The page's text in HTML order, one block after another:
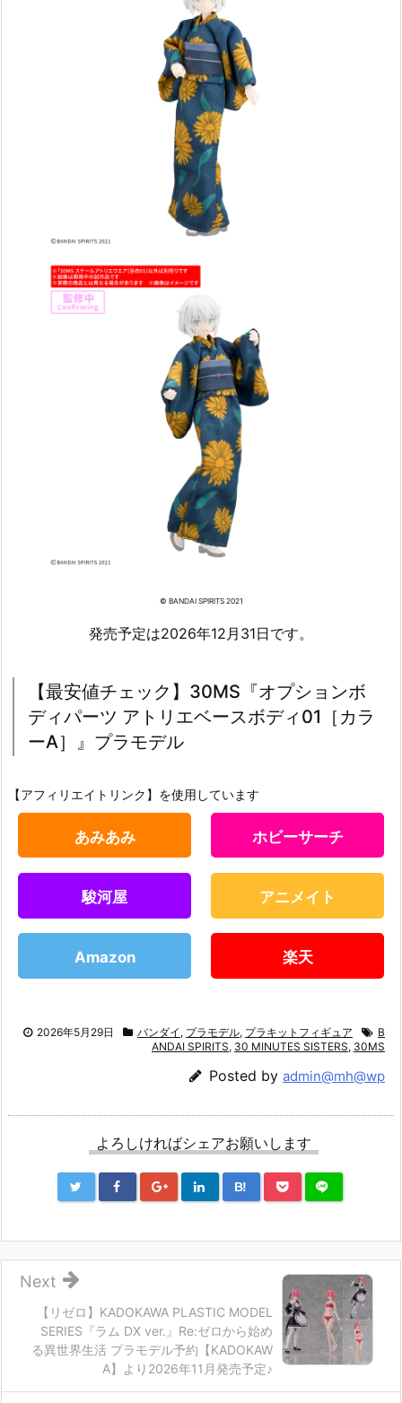
© BANDAI SPIRITS 2021
発売予定は2026年12月31日です。
【最安値チェック】30MS『オプションボ
ディパーツ アトリエベースボディ01［カラ
ーA］』プラモデル
【アフィリエイトリンク】を使用しています
あみあみ ホビーサーチ
駿河屋 アニメイト
Amazon 楽天
2026年5月29日 バンダイ , プラモデル, プラキットフィギュア
B
ANDAI SPIRITS, 30 MINUTES SISTERS, 30MS
Posted by admin@mh@wp
よろしければシェアお願いします
B!
【リゼロ】KADOKAWA PLASTIC MODEL
SERIES『ラム DX ver.』Re:ゼロから始め
る異世界生活 プラモデル予約【KADOKAW
A】より2026年11月発売予定♪
Next